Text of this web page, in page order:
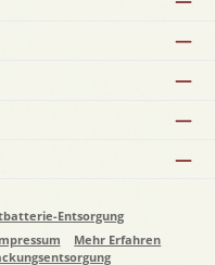
Entsorgung
Mehr Erfahren